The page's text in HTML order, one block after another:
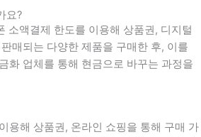
요?
소액결제 한도를 이용해 상품권, 디지털
매되는 다양한 제품을 구매한 후, 이를
화 업체를 통해 현금으로 바꾸는 과정을
용해 상품권, 온라인 쇼핑을 통해 구매 가